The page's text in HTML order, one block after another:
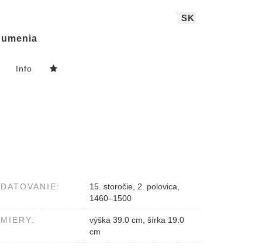
SK
umenia
Info
DATOVANIE:
15. storočie, 2. polovica,
1460–1500
MIERY:
výška 39.0 cm, šírka 19.0
cm